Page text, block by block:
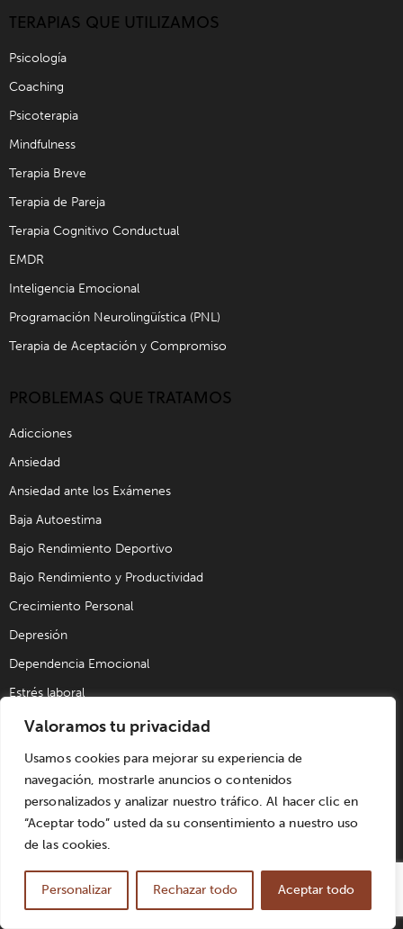
Valoramos tu privacidad
Usamos cookies para mejorar su experiencia de
navegación, mostrarle anuncios o contenidos
personalizados y analizar nuestro tráfico. Al hacer clic en
“Aceptar todo” usted da su consentimiento a nuestro uso
de las cookies.
Personalizar Rechazar todo Aceptar todo
TERAPIAS QUE UTILIZAMOS
Psicología
Coaching
Psicoterapia
Mindfulness
Terapia Breve
Terapia de Pareja
Terapia Cognitivo Conductual
EMDR
Inteligencia Emocional
Programación Neurolingüística (PNL)
Terapia de Aceptación y Compromiso
PROBLEMAS QUE TRATAMOS
Adicciones
Ansiedad
Ansiedad ante los Exámenes
Baja Autoestima
Bajo Rendimiento Deportivo
Bajo Rendimiento y Productividad
Crecimiento Personal
Depresión
Dependencia Emocional
Estrés laboral
Inestabilidad Emocional
Fobias
Fobia Social
Habilidades Sociales
Mala Organización y Planificación con los Estudios
Miedo a Hablar en Público